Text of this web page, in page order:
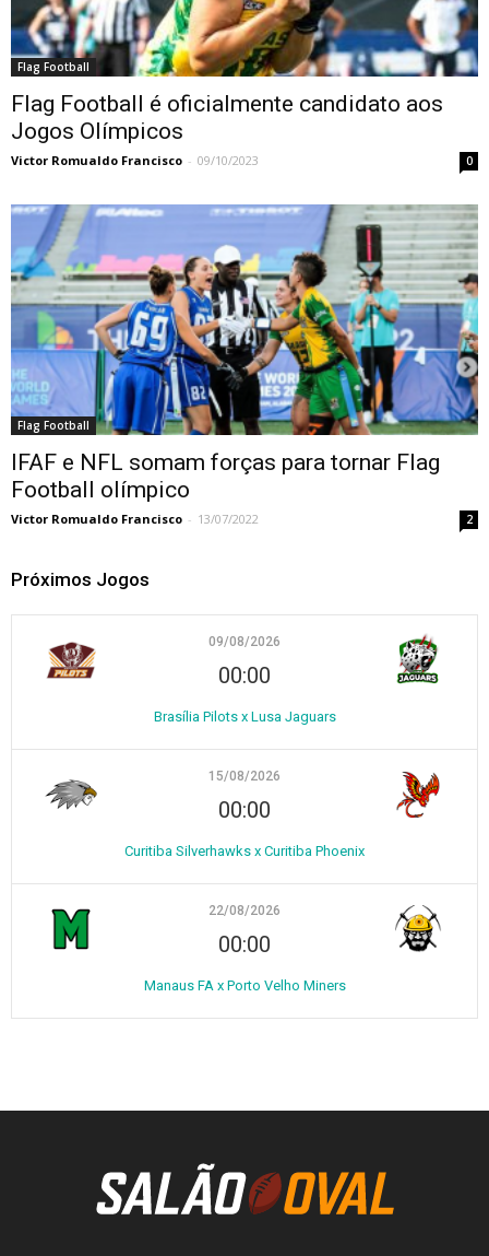
Flag Football
Flag Football é oficialmente candidato aos
Jogos Olímpicos
Victor Romualdo Francisco - 09/10/2023 0
Flag Football
IFAF e NFL somam forças para tornar Flag
Football olímpico
Victor Romualdo Francisco - 13/07/2022 2
Próximos Jogos
09/08/2026
00:00
Brasília Pilots x Lusa Jaguars
15/08/2026
00:00
Curitiba Silverhawks x Curitiba Phoenix
22/08/2026
00:00
Manaus FA x Porto Velho Miners